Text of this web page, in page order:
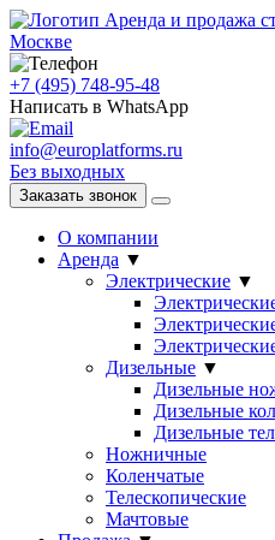
Аренда и продажа
Москве
+7 (495) 748-95-48
Написать в WhatsApp
info@europlatforms.ru
Без выходных
Заказать звонок
О компании
Аренда ▼
Электрические ▼
Дизельные ▼
Дизельные
Дизельные
Дизельные
Ножничные
Коленчатые
Телескопические
Мачтовые